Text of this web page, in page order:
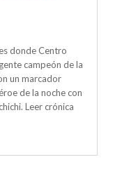
donde Centro
campeón de la
un marcador
de la noche con
Leer crónica